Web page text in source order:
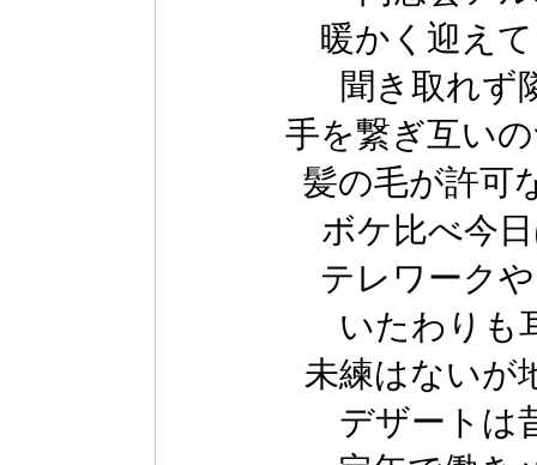
暖かく迎え
聞き取れず
手を繋ぎ互い
髪の毛が許可
ボケ比べ今
テレワーク
いたわりも
未練はないが
デザートは